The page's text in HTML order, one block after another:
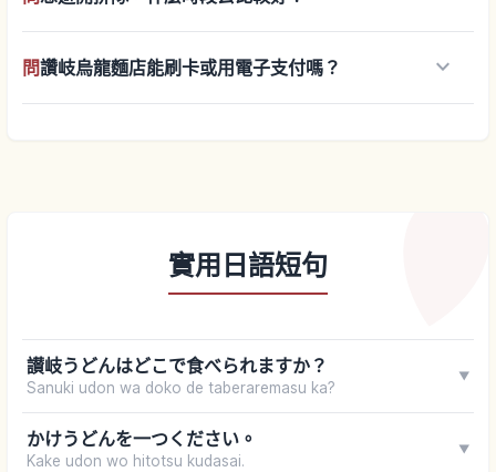
問讚岐烏龍麵店能刷卡或用電子支付嗎？ keyboard_arrow_down
實用日語短句
讃岐うどんはどこで食べられますか？
Sanuki udon wa doko de taberaremasu ka?
▼
かけうどんを一つください。
Kake udon wo hitotsu kudasai.
▼